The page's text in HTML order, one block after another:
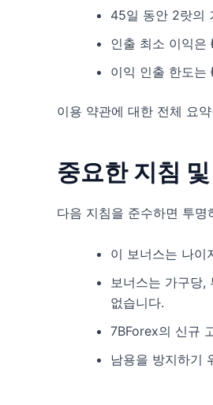
45일 동안 2랏의
인출 최소 이익
이익 인출 한도
이용 약관에 대한 전체 요
중요한 지침
다음 지침을 준수하면 투
이 보너스는 나이
보너스는 가구당,
없습니다.
7BForex의 신규
남용을 방지하기